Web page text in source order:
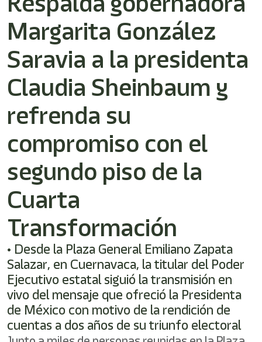
Este
acceso
directo
lector
de
pantalla
ayudarle
navegar
interactuar
con
contenido.
Margarita González
Saravia a la presidenta
Claudia Sheinbaum y
refrenda su
compromiso con el
segundo piso de la
Cuarta
Transformación
• Desde la Plaza General Emiliano Zapata
Salazar, en Cuernavaca, la titular del Poder
Ejecutivo estatal siguió la transmisión en
vivo del mensaje que ofreció la Presidenta
de México con motivo de la rendición de
cuentas a dos años de su triunfo electoral